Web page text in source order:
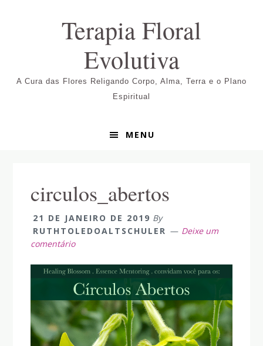
Terapia Floral
Evolutiva
A Cura das Flores Religando Corpo, Alma, Terra e o Plano
Espiritual
MENU
circulos_abertos
21 DE JANEIRO DE 2019 By
RUTHTOLEDOALTSCHULER
Deixe um
comentário